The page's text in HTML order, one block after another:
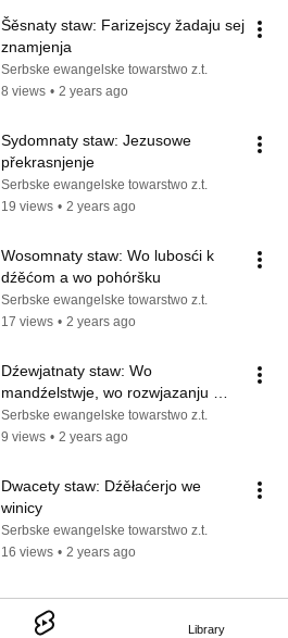
Library
Šěsnaty staw: Farizejscy žadaju sej
znamjenja
Serbske ewangelske towarstwo z.t.
8 views • 2 years ago
Sydomnaty staw: Jezusowe
překrasnjenje
Serbske ewangelske towarstwo z.t.
19 views • 2 years ago
Wosomnaty staw: Wo lubosći k
dźěćom a wo pohóršku
Serbske ewangelske towarstwo z.t.
17 views • 2 years ago
Dźewjatnaty staw: Wo
mandźelstwje, wo rozwjazanju
mandźelstwa, wo nježenjenju
Serbske ewangelske towarstwo z.t.
9 views • 2 years ago
Dwacety staw: Dźěłaćerjo we
winicy
Serbske ewangelske towarstwo z.t.
16 views • 2 years ago